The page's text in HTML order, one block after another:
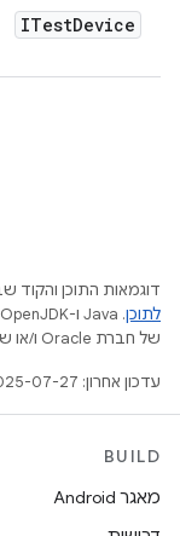
ITestDevice
דוגמאות התוכן והקוד
לתוכן
של חברת Oracle ו/או של השותפים העצמאיים שלה.
עדכון אחרון: 2025-07-27 (שעון UTC).
BUILD
מאגר Android